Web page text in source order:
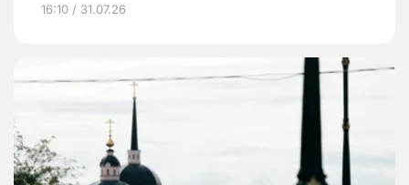
16:10 / 31.07.26